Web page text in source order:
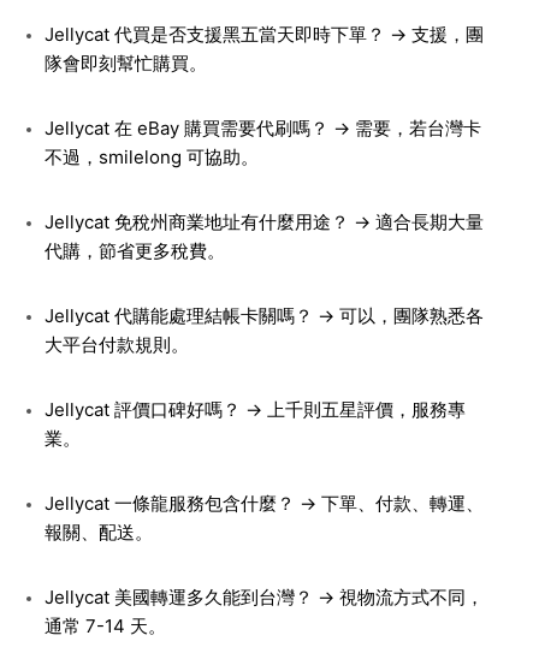
Jellycat 代買是否支援黑五當天即時下單？ → 支援，團
隊會即刻幫忙購買。
Jellycat 在 eBay 購買需要代刷嗎？ → 需要，若台灣卡
不過，smilelong 可協助。
Jellycat 免稅州商業地址有什麼用途？ → 適合長期大量
代購，節省更多稅費。
Jellycat 代購能處理結帳卡關嗎？ → 可以，團隊熟悉各
大平台付款規則。
Jellycat 評價口碑好嗎？ → 上千則五星評價，服務專
業。
Jellycat 一條龍服務包含什麼？ → 下單、付款、轉運、
報關、配送。
Jellycat 美國轉運多久能到台灣？ → 視物流方式不同，
通常 7-14 天。